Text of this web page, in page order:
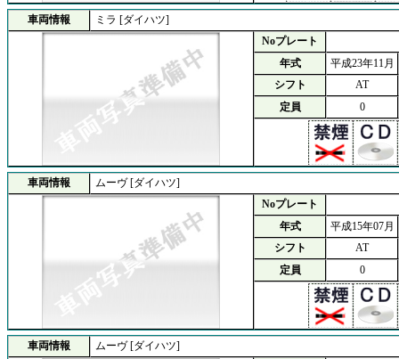
車両情報
ミラ [ダイハツ]
Noプレート
年式
平成23年11月
シフト
AT
定員
0
車両情報
ムーヴ [ダイハツ]
Noプレート
年式
平成15年07月
シフト
AT
定員
0
車両情報
ムーヴ [ダイハツ]